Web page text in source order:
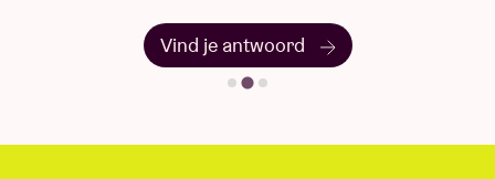
Vind je antwoord